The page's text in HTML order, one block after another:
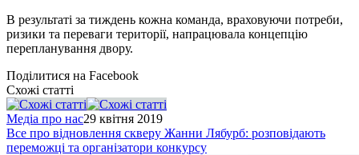
В результаті за тиждень кожна команда, враховуючи потреби,
ризики та переваги території, напрацювала концепцію
перепланування двору.
Поділитися на Facebook
Схожі статті
Медіа про нас29 квітня 2019
Все про відновлення скверу Жанни Лябурб: розповідають
переможці та організатори конкурсу